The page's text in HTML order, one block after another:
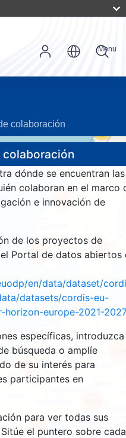
Menu
colaboración
colaboración
dónde se encuentran las
colaboran en el marco
e innovación de
de los proyectos de
Portal de datos abiertos
en/data/dataset/
datasets/cordis-eu-
horizon-europe-2021-2027
específicas, introduzca
búsqueda o amplíe
de su interés para
participantes en
para ver todas sus
el puntero sobre cada
161
256
474
3549
18676
1567